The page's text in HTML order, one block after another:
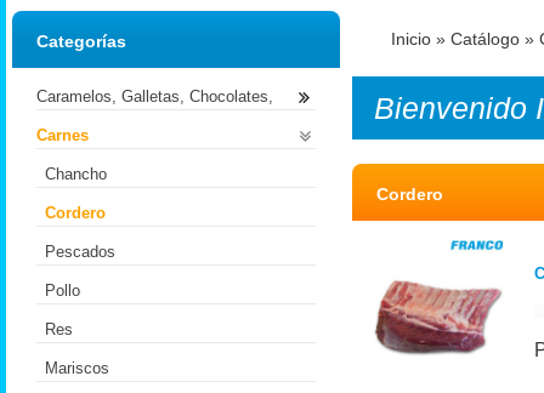
Inicio » Catálogo »
Bienvenido
Cordero
Categorías
Caramelos, Galletas, Chocolates,
Carnes
Chancho
Cordero
Pescados
Pollo
Res
Mariscos